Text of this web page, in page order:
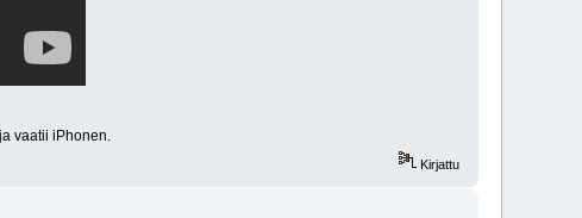
vaatii iPhonen.
Kirjattu